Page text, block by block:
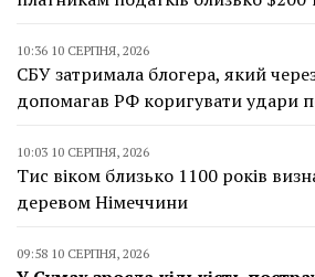
10:36 10 СЕРПНЯ, 2026
СБУ затримала блогера, який
допомагав РФ коригувати удари
10:03 10 СЕРПНЯ, 2026
Тис віком близько 1100 років
деревом Німеччини
09:58 10 СЕРПНЯ, 2026